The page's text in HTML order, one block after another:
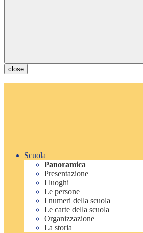
close
Scuola
Panoramica
Presentazione
I luoghi
Le persone
I numeri della scuola
Le carte della scuola
Organizzazione
La storia